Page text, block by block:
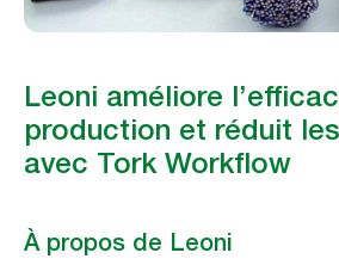
Leoni améliore
production et réduit
avec Tork Workflow
À propos de Leoni